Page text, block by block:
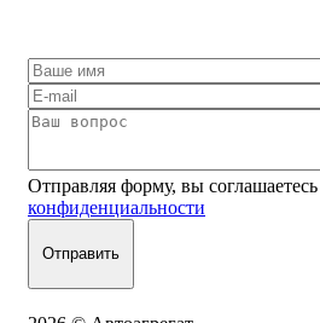
Отправляя форму, вы соглашаетесь
конфиденциальности